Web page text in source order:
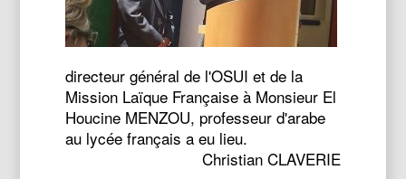
directeur général de l'OSUI et de la
Mission Laïque Française à Monsieur El
Houcine MENZOU, professeur d'arabe
au lycée français a eu lieu.
Christian CLAVERIE